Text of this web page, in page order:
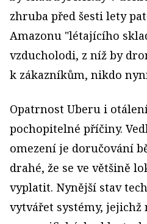
zhruba před šesti lety
Amazonu "létajícího
vzducholodi, z níž by
k zákazníkům, nikdo
Opatrnost Uberu i
pochopitelné příčiny.
omezení je doručování
drahé, že se ve většině
vyplatit. Nynější stav
vytvářet systémy,